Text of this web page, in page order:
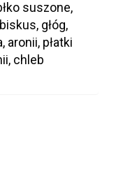
suszone,
głóg,
aronii, płatki
chleb